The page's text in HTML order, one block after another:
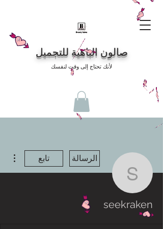
صالون الباهية للتجميل
لأنك تحتاج إلى وقت لنفسك
seekraken
الرسالة تابع
seekraken